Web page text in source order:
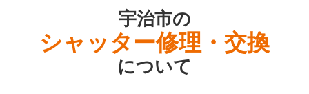
宇治市の
シャッター修理・交換
について